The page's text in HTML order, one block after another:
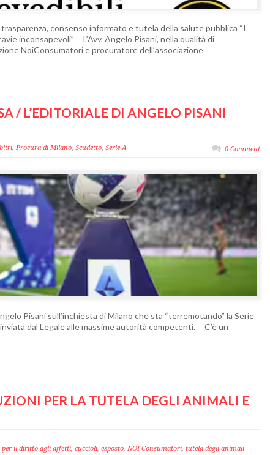
consenso informato e tutela della salute pubblica “I
inconsapevoli” L’Avv. Angelo Pisani, nella qualità di
NoiConsumatori e procuratore dell’associazione
/ L’EDITORIALE DI ANGELO PISANI
, Procura di Milano, Scudetto, Serie A 0 Comment
Pisani sull’inchiesta di Milano che sta “terremotando” la Serie
dal Legale alle massime autorità competenti. C’è un
PER LA TUTELA DEGLI ANIMALI E
per il diritto agli affetti, cuccioli, esposto, NOI Consumatori, tutela degli animali